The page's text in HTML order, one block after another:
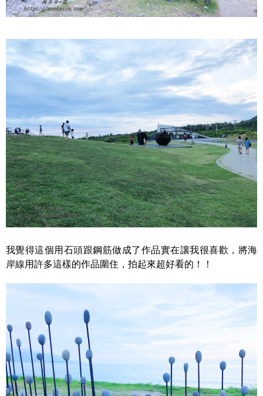
我覺得這個用石頭跟鋼筋做成了作品實在讓我很喜歡，將海
岸線用許多這樣的作品圍住，拍起來超好看的！！